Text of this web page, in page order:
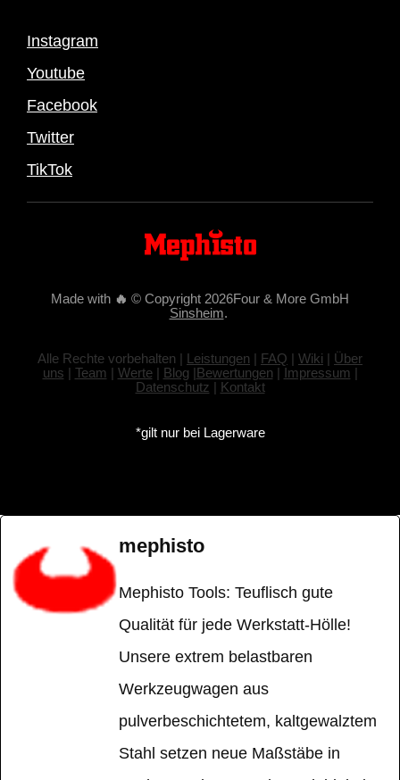
Instagram
Youtube
Facebook
Twitter
TikTok
Made with 🔥 © Copyright 2026Four & More GmbH
Sinsheim.
Alle Rechte vorbehalten | Leistungen | FAQ | Wiki | Über
uns | Team | Werte| Blog |Bewertungen | Impressum |
Datenschutz | Kontakt
*gilt nur bei Lagerware
mephisto
Mephisto Tools: Teuflisch gute
Qualität für jede Werkstatt-Hölle!
Unsere extrem belastbaren
Werkzeugwagen aus
pulverbeschichtetem, kaltgewalztem
Stahl setzen neue Maßstäbe in